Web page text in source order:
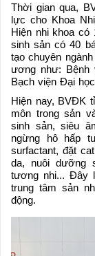
Thời gian qua,
lực cho Khoa
Hiện nhi khoa
sinh sản có 40
tạo chuyên
ương như: Bệnh
Bạch viện Đại
Hiện nay, BVĐK
môn trong sản
sinh sản, siêu
ngừng hô hấp
surfactant, đặt
da, nuôi dưỡng
tương nhi... Đây
trung tâm sản
động.